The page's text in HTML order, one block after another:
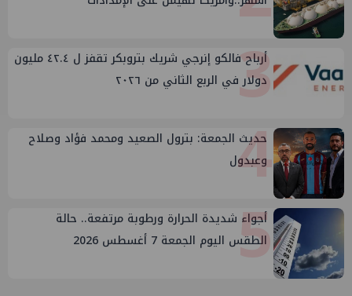
3
أرباح فالكو إنرجي شريك بتروبكر تقفز ل ٤٢.٤ مليون
دولار في الربع الثاني من ٢٠٢٦
4
حديث الجمعة: بترول الصعيد ومحمد فؤاد وصلاح
وعبدول
5
أجواء شديدة الحرارة ورطوبة مرتفعة.. حالة
الطقس اليوم الجمعة 7 أغسطس 2026